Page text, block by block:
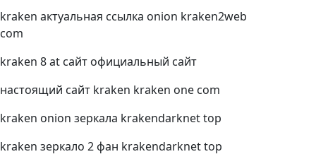
kraken актуальная ссылка onion kraken2web
com
kraken 8 at сайт официальный сайт
настоящий сайт kraken kraken one com
kraken onion зеркала krakendarknet top
kraken зеркало 2 фан krakendarknet top